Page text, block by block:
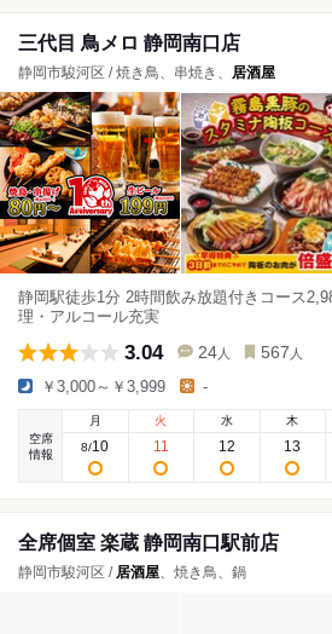
三代目 鳥メロ 静岡南口店
静岡市駿河区 / 焼き鳥、串焼き、 居酒屋
静岡駅徒歩1分 2時間飲み放題付きコース
理・アルコール充実
3.04 24 人 567 人
￥3,000～￥3,999 -
空席
情報
月
8/10
火
11
水
12
木
13
全席個室 楽蔵 静岡南口駅前店
静岡市駿河区 / 居酒屋、焼き鳥、鍋